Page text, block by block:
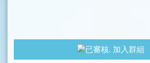
加入群組